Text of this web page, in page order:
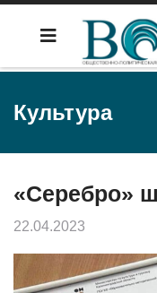
Культура
«Серебро»
22.04.2023